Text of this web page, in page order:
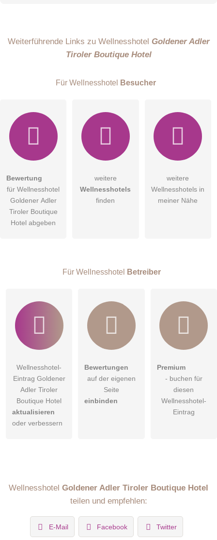
DieDatenschutzerklärunghabe ich zur Kenntnis genommen.
öffentliche Frage stellen
Wellnesshotel-Eintrag zu stellen.
Weiterführende Links zu Wellnesshotel Goldener Adler
Tiroler Boutique Hotel
Für Wellnesshotel Besucher
Bewertung
für Wellnesshotel
Goldener Adler
Tiroler Boutique
Hotel abgeben
weitere
Wellnesshotels
finden
weitere
Wellnesshotels in
meiner Nähe
Für Wellnesshotel Betreiber
Wellnesshotel-
Eintrag Goldener
Adler Tiroler
Boutique Hotel
aktualisieren
oder verbessern
Bewertungen
auf der eigenen
Seite
einbinden
Premium
- buchen für
diesen
Wellnesshotel-
Eintrag
Wellnesshotel Goldener Adler Tiroler Boutique Hotel
teilen und empfehlen:
E-Mail Facebook Twitter